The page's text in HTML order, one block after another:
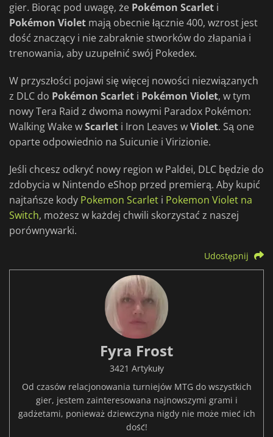
gier. Biorąc pod uwagę, że Pokémon Scarlet i
Pokémon Violet mają obecnie łącznie 400, wzrost jest
dość znaczący i nie zabraknie stworków do złapania i
trenowania, aby uzupełnić swój Pokedex.
W przyszłości pojawi się więcej nowości niezwiązanych
z DLC do Pokémon Scarlet i Pokémon Violet, w tym
nowy Tera Raid z dwoma nowymi Paradox Pokémon:
Walking Wake wScarlet i Iron Leaves wViolet. Są one
oparte odpowiednio na Suicunie i Virizionie.
Jeśli chcesz odkryć nowy region w Paldei, DLC będzie do
zdobycia w Nintendo eShop przed premierą. Aby kupić
najtańsze kody Pokemon Scarlet i Pokemon Violet na
Switch, możesz w każdej chwili skorzystać z naszej
porównywarki.
Udostępnij
Fyra Frost
3421 Artykuły
Od czasów relacjonowania turniejów MTG do wszystkich
gier, jestem zainteresowana najnowszymi grami i
gadżetami, ponieważ dziewczyna nigdy nie może mieć ich
dość!